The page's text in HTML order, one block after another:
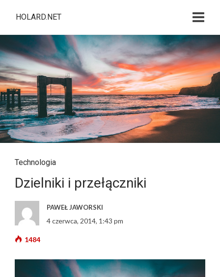
HOLARD.NET
Technologia
Dzielniki i przełączniki
PAWEŁ JAWORSKI
4 czerwca, 2014, 1:43 pm
1484